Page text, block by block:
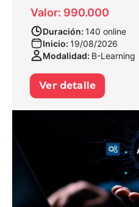
Valor: 990.000
Duración: 140 online
Inicio: 19/08/2026
Modalidad: B-Learning
Ver detalle